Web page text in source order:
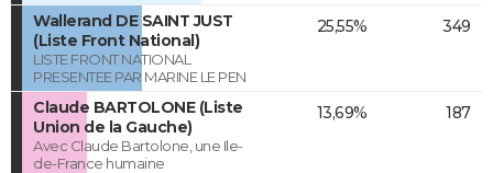
Wallerand DE SAINT JUST
(Liste Front National)
LISTE FRONT NATIONAL
PRESENTEE PAR MARINE LE PEN
25,55% 349
Claude BARTOLONE (Liste
Union de la Gauche)
Avec Claude Bartolone, une Ile-
de-France humaine
13,69% 187